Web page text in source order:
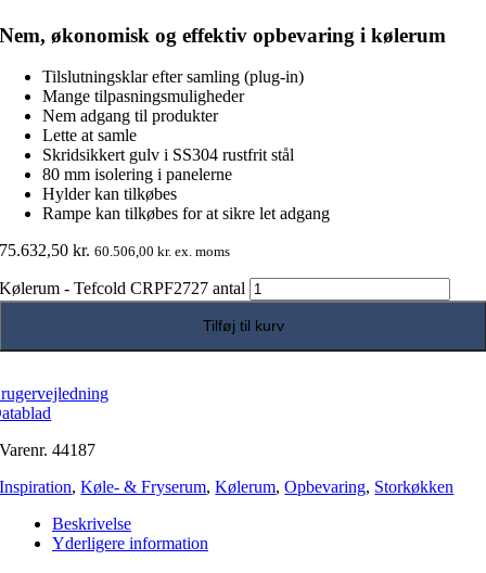
Nem, økonomisk og effektiv opbevaring i kølerum
Tilslutningsklar efter samling (plug-in)
Mange tilpasningsmuligheder
Nem adgang til produkter
Lette at samle
Skridsikkert gulv i SS304 rustfrit stål
80 mm isolering i panelerne
Hylder kan tilkøbes
Rampe kan tilkøbes for at sikre let adgang
75.632,50kr. 60.506,00kr. ex. moms
Kølerum - Tefcold CRPF2727 antal
Tilføj til kurv
Varenr.44187
Inspiration,Køle- & Fryserum,Kølerum,Opbevaring, Storkøkken
Beskrivelse
Yderligere information